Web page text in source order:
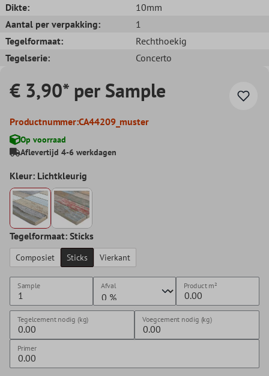
Dikte:
10mm
Aantal per verpakking:
1
Tegelformaat:
Rechthoekig
Tegelserie:
Concerto
€ 3,90* per Sample
Productnummer:CA44209_muster
Op voorraad
Aflevertijd 4-6 werkdagen
Kleur: Lichtkleurig
Tegelformaat: Sticks
Composiet Sticks Vierkant
Sample Afval Productm²
Tegelcement nodig (kg) Voegcement nodig (kg)
Primer